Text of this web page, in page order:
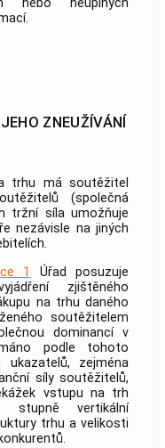
nebo neúplných
ZNEUŽÍVÁNÍ
trhu má soutěžitel
(společná
tržní síla umožňuje
nezávisle na jiných
.
1
Úřad posuzuje
zjištěného
na trhu daného
soutěžitelem
dominancí v
podle tohoto
zejména
síly soutěžitelů,
vstupu na trh
stupně vertikální
trhu a velikosti